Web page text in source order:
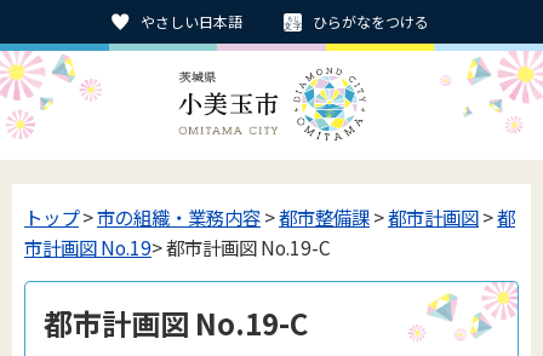
やさしい日本語 ひらがなをつける
トップ>市の組織・業務内容>都市整備課>都市計画図>都
市計画図 No.19> 都市計画図 No.19-C
都市計画図 No.19-C